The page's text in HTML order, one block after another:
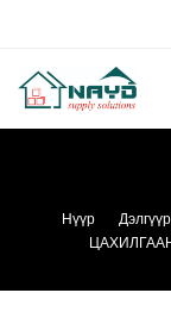
Нүүр Дэлгүүр